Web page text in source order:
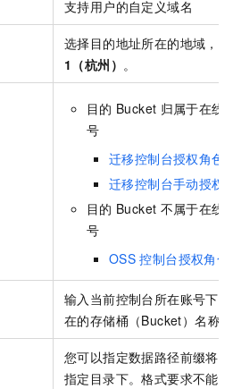
支持用户的自定义域名
选择目的地址所在的地域，
1（杭州） 。
目的 Bucket 归属于在线
号
迁移控制台授权角色
迁移控制台手动授权
目的 Bucket 不属于在线
号
OSS 控制台授权角色
输入当前控制台所在账号下
在的存储桶（Bucket）名称。
您可以指定数据路径前缀将
指定目录下。格式要求不能